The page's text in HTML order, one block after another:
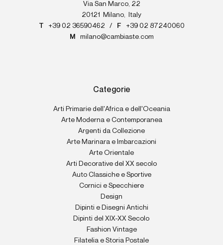
Via San Marco, 22
20121
Milano,
Italy
T
+39 02 36590462 / F
+39 02 87240060
M
milano@cambiaste.com
Categorie
Arti Primarie dell'Africa e dell'Oceania
Arte Moderna e Contemporanea
Argenti da Collezione
Arte Marinara e Imbarcazioni
Arte Orientale
Arti Decorative del XX secolo
Auto Classiche e Sportive
Cornici e Specchiere
Design
Dipinti e Disegni Antichi
Dipinti del XIX-XX Secolo
Fashion Vintage
Filatelia e Storia Postale